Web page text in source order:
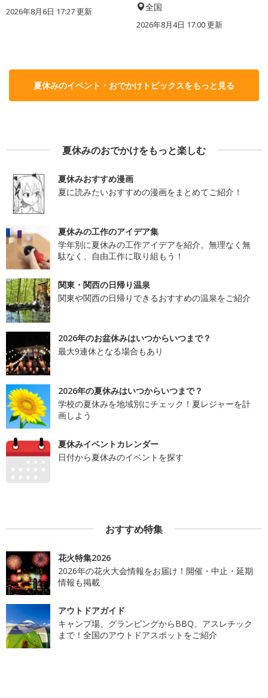
2026年8月6日 17:27更新 全国
2026年8月4日 17:00更新
夏休みのイベント・おでかけトピックスをもっと見る
夏休みのおでかけをもっと楽しむ
夏休みおすすめ漫画
夏に読みたいおすすめの漫画をまとめてご紹介！
夏休みの工作のアイデア集
学年別に夏休みの工作アイデアを紹介。無理なく無
駄なく、自由工作に取り組もう！
関東・関西の日帰り温泉
関東や関西の日帰りできるおすすめの温泉をご紹介
2026年のお盆休みはいつからいつまで？
最大9連休となる場合もあり
2026年の夏休みはいつからいつまで？
学校の夏休みを地域別にチェック！夏レジャーを計
画しよう
夏休みイベントカレンダー
日付から夏休みのイベントを探す
おすすめ特集
花火特集2026
2026年の花火大会情報をお届け！開催・中止・延期
情報も掲載
アウトドアガイド
キャンプ場、グランピングからBBQ、アスレチック
まで！全国のアウトドアスポットをご紹介